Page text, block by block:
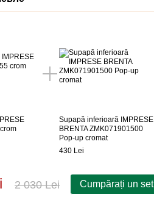
Supapă inferioară IMPRESE
BRENTA ZMK071901500
Pop-up cromat
430 Lei
2 030 Lei Cumpărați un set